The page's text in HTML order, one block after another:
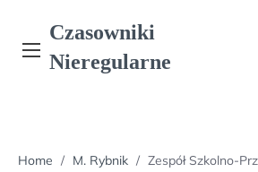
content
Czasowniki
Nieregularne
Home / M. Rybnik / Zespół Szkolno-